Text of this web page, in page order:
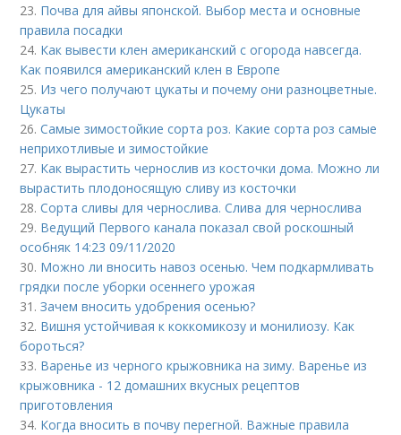
23. Почва для айвы японской. Выбор места и основные
правила посадки
24. Как вывести клен американский с огорода навсегда.
Как появился американский клен в Европе
25. Из чего получают цукаты и почему они разноцветные.
Цукаты
26.Самые зимостойкие сорта роз. Какие сорта роз самые
неприхотливые и зимостойкие
27. Как вырастить чернослив из косточки дома. Можно ли
вырастить плодоносящую сливу из косточки
28.Сорта сливы для чернослива. Слива для чернослива
29. Ведущий Первого канала показал свой роскошный
особняк 14:23 09/11/2020
30. Можно ли вносить навоз осенью. Чем подкармливать
грядки после уборки осеннего урожая
31.Зачем вносить удобрения осенью?
32. Вишня устойчивая к коккомикозу и монилиозу. Как
бороться?
33. Варенье из черного крыжовника на зиму. Варенье из
крыжовника - 12 домашних вкусных рецептов
приготовления
34. Когда вносить в почву перегной. Важные правила